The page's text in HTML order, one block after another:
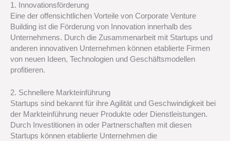
1. Innovationsförderung
Eine der offensichtlichen Vorteile von Corporate Venture
Building ist die Förderung von Innovation innerhalb des
Unternehmens. Durch die Zusammenarbeit mit Startups und
anderen innovativen Unternehmen können etablierte Firmen
von neuen Ideen, Technologien und Geschäftsmodellen
profitieren.
2. Schnellere Markteinführung
Startups sind bekannt für ihre Agilität und Geschwindigkeit bei
der Markteinführung neuer Produkte oder Dienstleistungen.
Durch Investitionen in oder Partnerschaften mit diesen
Startups können etablierte Unternehmen die